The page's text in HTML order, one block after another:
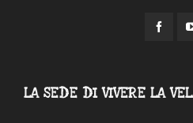
LA SEDE DI VIVERE LA